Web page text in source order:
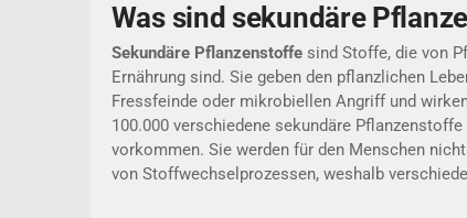
Was sind sekundäre
Sekundäre Pflanzenstoffesind Stoffe, die von
Ernährung sind. Sie geben den pflanzlichen
Fressfeinde oder mikrobiellen Angriff und
100.000 verschiedene sekundäre
vorkommen. Sie werden für den Menschen
von Stoffwechselprozessen, weshalb